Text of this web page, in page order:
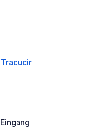
Traducir